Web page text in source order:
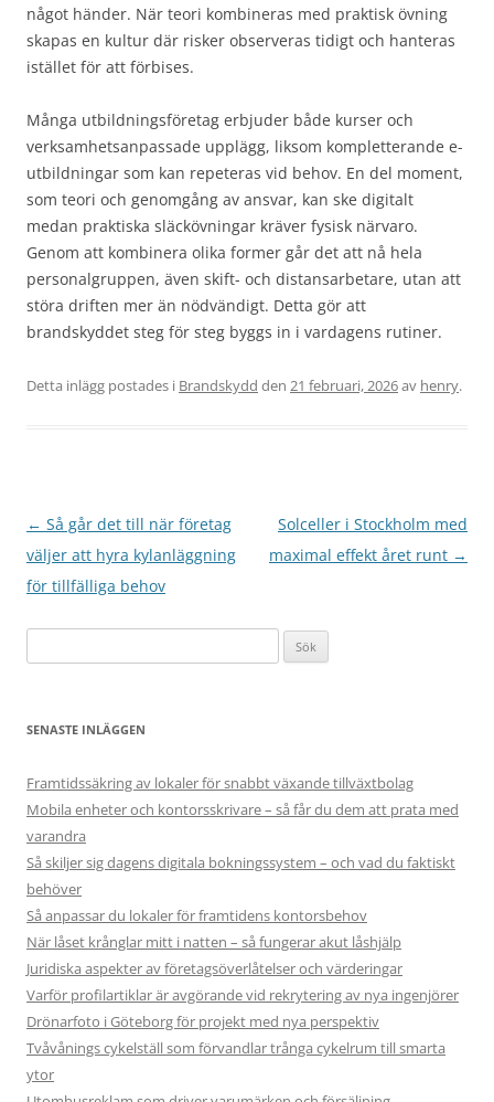
något händer. När teori kombineras med praktisk övning
skapas en kultur där risker observeras tidigt och hanteras
istället för att förbises.
Många utbildningsföretag erbjuder både kurser och
verksamhetsanpassade upplägg, liksom kompletterande e-
utbildningar som kan repeteras vid behov. En del moment,
som teori och genomgång av ansvar, kan ske digitalt
medan praktiska släckövningar kräver fysisk närvaro.
Genom att kombinera olika former går det att nå hela
personalgruppen, även skift- och distansarbetare, utan att
störa driften mer än nödvändigt. Detta gör att
brandskyddet steg för steg byggs in i vardagens rutiner.
Detta inlägg postades i Brandskydd den 21 februari, 2026av henry.
Inläggsnavigering
← Så går det till när företag
väljer att hyra kylanläggning
för tillfälliga behov
Solceller i Stockholm med
maximal effekt året runt →
efter:
SENASTE INLÄGGEN
Framtidssäkring av lokaler för snabbt växande tillväxtbolag
Mobila enheter och kontorsskrivare – så får du dem att prata med
varandra
Så skiljer sig dagens digitala bokningssystem – och vad du faktiskt
behöver
Så anpassar du lokaler för framtidens kontorsbehov
När låset krånglar mitt i natten – så fungerar akut låshjälp
Juridiska aspekter av företagsöverlåtelser och värderingar
Varför profilartiklar är avgörande vid rekrytering av nya ingenjörer
Drönarfoto i Göteborg för projekt med nya perspektiv
Tvåvånings cykelställ som förvandlar trånga cykelrum till smarta
ytor